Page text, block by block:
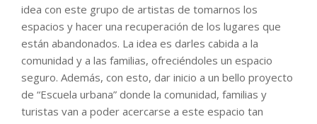
idea con este grupo de artistas de tomarnos los
espacios y hacer una recuperación de los lugares que
están abandonados. La idea es darles cabida a la
comunidad y a las familias, ofreciéndoles un espacio
seguro. Además, con esto, dar inicio a un bello proyecto
de “Escuela urbana” donde la comunidad, familias y
turistas van a poder acercarse a este espacio tan